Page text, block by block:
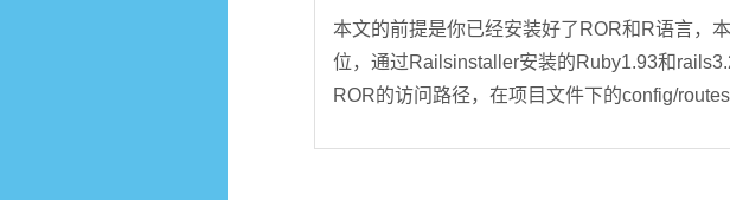
本文的前提是你已经安装好了ROR和R语言，
位，通过Railsinstaller安装的Ruby1.93和
ROR的访问路径，在项目文件下的config/